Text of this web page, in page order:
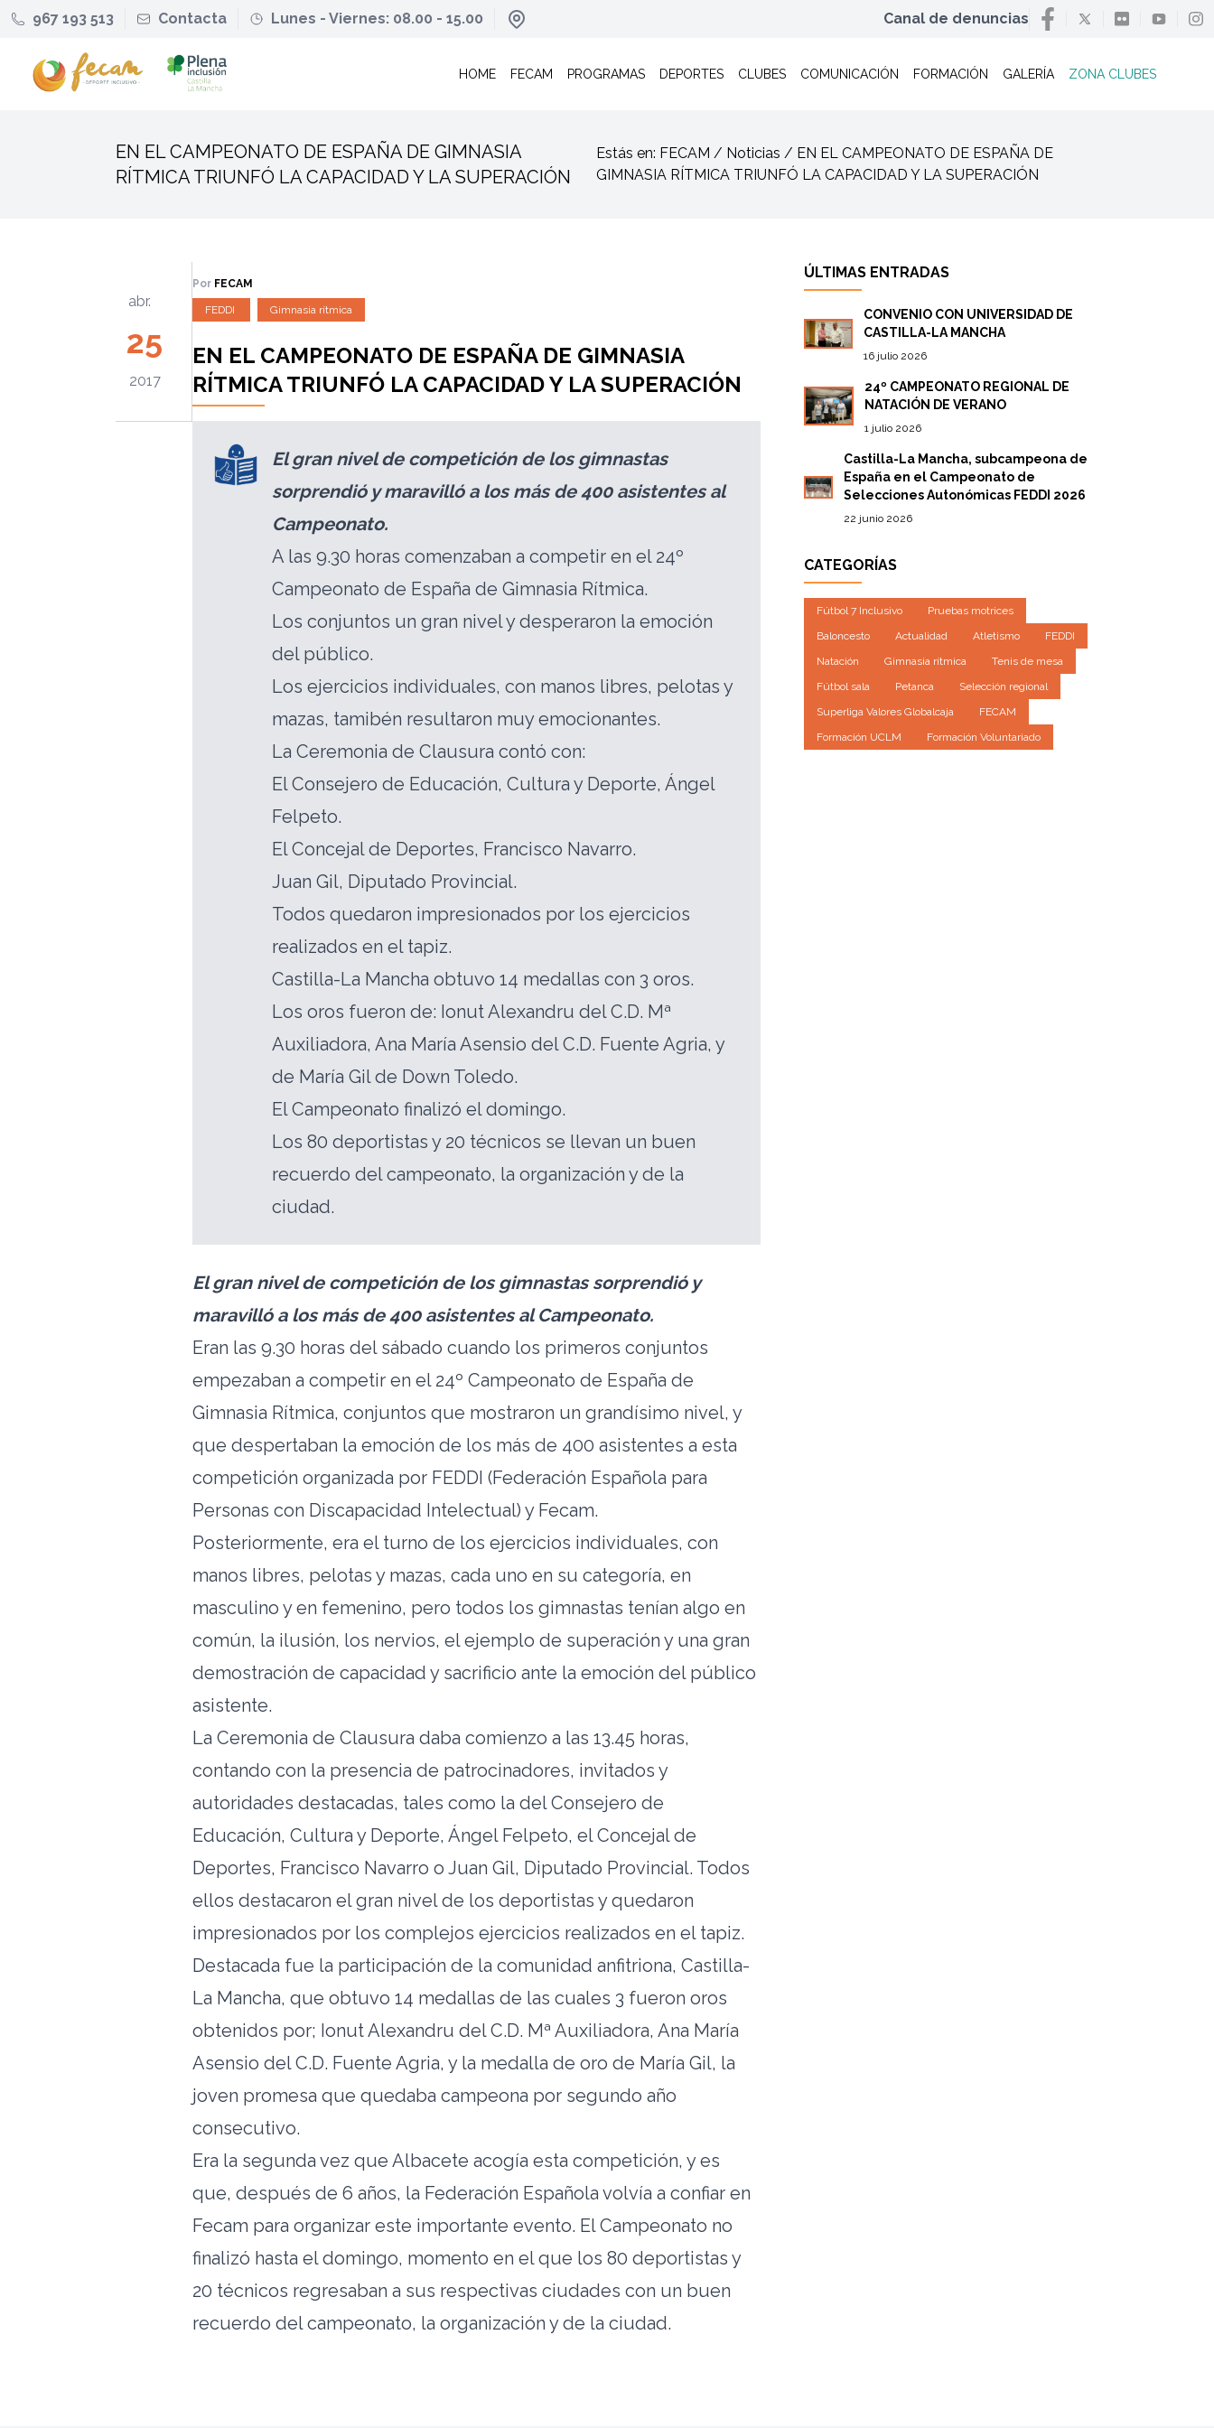
967 193 513 Contacta Lunes - Viernes: 08.00 - 15.00 Canal de denuncias
HOME FECAM PROGRAMAS DEPORTES CLUBES COMUNICACIÓN FORMACIÓN GALERÍA ZONA CLUBES
EN EL CAMPEONATO DE ESPAÑA DE GIMNASIA
RÍTMICA TRIUNFÓ LA CAPACIDAD Y LA SUPERACIÓN
Estás en: FECAM / Noticias / EN EL CAMPEONATO DE ESPAÑA DE
GIMNASIA RÍTMICA TRIUNFÓ LA CAPACIDAD Y LA SUPERACIÓN
abr.
25
2017
Por FECAM
FEDDI Gimnasia rítmica
EN EL CAMPEONATO DE ESPAÑA DE GIMNASIA
RÍTMICA TRIUNFÓ LA CAPACIDAD Y LA SUPERACIÓN
El gran nivel de competición de los gimnastas
sorprendió y maravilló a los más de 400 asistentes al
Campeonato.
A las 9.30 horas comenzaban a competir en el 24º
Campeonato de España de Gimnasia Rítmica.
Los conjuntos un gran nivel y desperaron la emoción
del público.
Los ejercicios individuales, con manos libres, pelotas y
mazas, tamibén resultaron muy emocionantes.
La Ceremonia de Clausura contó con:
El Consejero de Educación, Cultura y Deporte, Ángel
Felpeto.
El Concejal de Deportes, Francisco Navarro.
Juan Gil, Diputado Provincial.
Todos quedaron impresionados por los ejercicios
realizados en el tapiz.
Castilla-La Mancha obtuvo 14 medallas con 3 oros.
Los oros fueron de: Ionut Alexandru del C.D. Mª
Auxiliadora, Ana María Asensio del C.D. Fuente Agria, y
de María Gil de Down Toledo.
El Campeonato finalizó el domingo.
Los 80 deportistas y 20 técnicos se llevan un buen
recuerdo del campeonato, la organización y de la
ciudad.
El gran nivel de competición de los gimnastas sorprendió y
maravilló a los más de 400 asistentes al Campeonato.
Eran las 9.30 horas del sábado cuando los primeros conjuntos
empezaban a competir en el 24º Campeonato de España de
Gimnasia Rítmica, conjuntos que mostraron un grandísimo nivel, y
que despertaban la emoción de los más de 400 asistentes a esta
competición organizada por FEDDI (Federación Española para
Personas con Discapacidad Intelectual) y Fecam.
Posteriormente, era el turno de los ejercicios individuales, con
manos libres, pelotas y mazas, cada uno en su categoría, en
masculino y en femenino, pero todos los gimnastas tenían algo en
común, la ilusión, los nervios, el ejemplo de superación y una gran
demostración de capacidad y sacrificio ante la emoción del público
asistente.
La Ceremonia de Clausura daba comienzo a las 13.45 horas,
contando con la presencia de patrocinadores, invitados y
autoridades destacadas, tales como la del Consejero de
Educación, Cultura y Deporte, Ángel Felpeto, el Concejal de
Deportes, Francisco Navarro o Juan Gil, Diputado Provincial. Todos
ellos destacaron el gran nivel de los deportistas y quedaron
impresionados por los complejos ejercicios realizados en el tapiz.
Destacada fue la participación de la comunidad anfitriona, Castilla-
La Mancha, que obtuvo 14 medallas de las cuales 3 fueron oros
obtenidos por; Ionut Alexandru del C.D. Mª Auxiliadora, Ana María
Asensio del C.D. Fuente Agria, y la medalla de oro de María Gil, la
joven promesa que quedaba campeona por segundo año
consecutivo.
Era la segunda vez que Albacete acogía esta competición, y es
que, después de 6 años, la Federación Española volvía a confiar en
Fecam para organizar este importante evento. El Campeonato no
finalizó hasta el domingo, momento en el que los 80 deportistas y
20 técnicos regresaban a sus respectivas ciudades con un buen
recuerdo del campeonato, la organización y de la ciudad.
ÚLTIMAS ENTRADAS
CONVENIO CON UNIVERSIDAD DE
CASTILLA-LA MANCHA
16 julio 2026
24º CAMPEONATO REGIONAL DE
NATACIÓN DE VERANO
1 julio 2026
Castilla-La Mancha, subcampeona de
España en el Campeonato de
Selecciones Autonómicas FEDDI 2026
22 junio 2026
CATEGORÍAS
Fútbol 7 Inclusivo
Pruebas motrices
Baloncesto
Actualidad Atletismo
FEDDI
Natación
Gimnasia rítmica
Tenis de mesa
Fútbol sala
Petanca
Selección regional
Superliga Valores Globalcaja
FECAM
Formación UCLM
Formación Voluntariado